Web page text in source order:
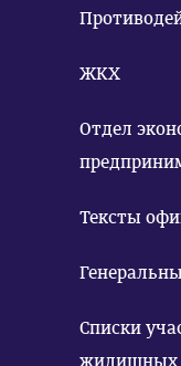
ЖКХ
Отдел
Тексты
Списки
жилищных